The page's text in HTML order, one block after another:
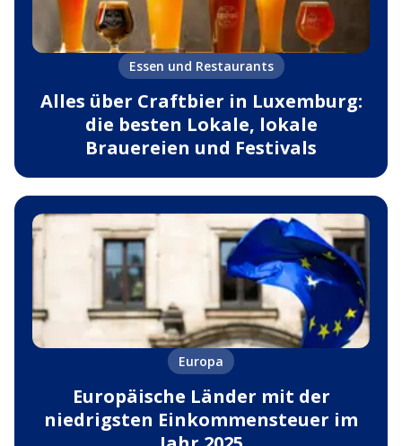
Essen und Restaurants
Alles über Craftbier in Luxemburg:
die besten Lokale, lokale
Brauereien und Festivals
Europa
Europäische Länder mit der
niedrigsten Einkommensteuer im